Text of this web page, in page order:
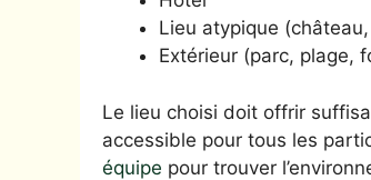
Lieu atypique
Extérieur (parc, plage,
Le lieu choisi doit offrir
accessible pour tous les
équipe pour trouver